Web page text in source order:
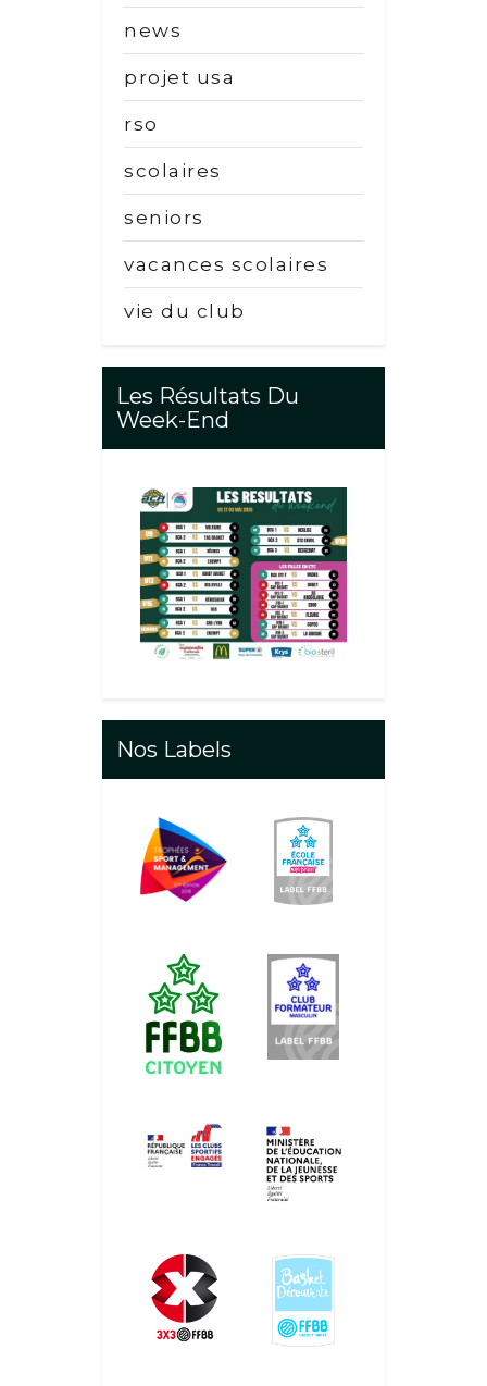
news
projet usa
rso
scolaires
seniors
vacances scolaires
vie du club
Les Résultats Du
Week-End
Nos Labels